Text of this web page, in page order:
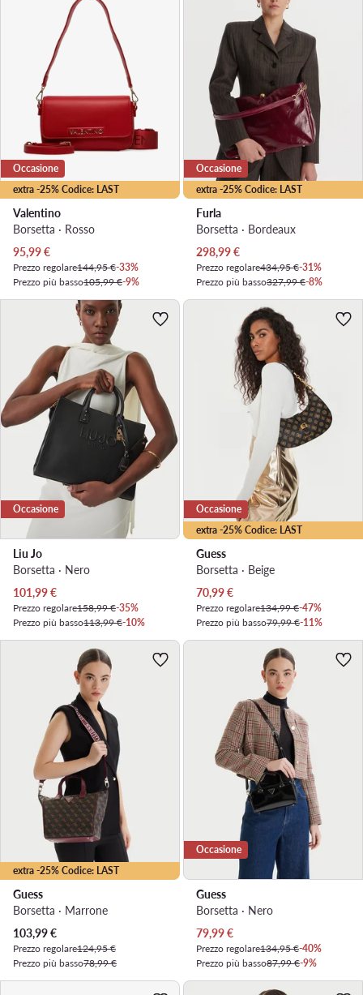
extra -25% Codice: LAST
Occasione
Valentino
Borsetta · Rosso
Prezzo attuale
95,99€
Prezzo regolare144,95 €-33%
Prezzo più basso105,99 €-9%
extra -25% Codice: LAST
Occasione
Furla
Borsetta · Bordeaux
Prezzo attuale
298,99€
Prezzo regolare434,95 €-31%
Prezzo più basso327,99 €-8%
Occasione
Liu Jo
Borsetta · Nero
Prezzo attuale
101,99€
Prezzo regolare158,99 €-35%
Prezzo più basso113,99 €-10%
extra -25% Codice: LAST
Occasione
Guess
Borsetta · Beige
Prezzo attuale
70,99€
Prezzo regolare134,99 €-47%
Prezzo più basso79,99 €-11%
extra -25% Codice: LAST
Guess
Borsetta · Marrone
Prezzo attuale
103,99€
Prezzo regolare124,95 €
Prezzo più basso78,99 €
Occasione
Guess
Borsetta · Nero
Prezzo attuale
79,99€
Prezzo regolare134,95 €-40%
Prezzo più basso87,99 €-9%